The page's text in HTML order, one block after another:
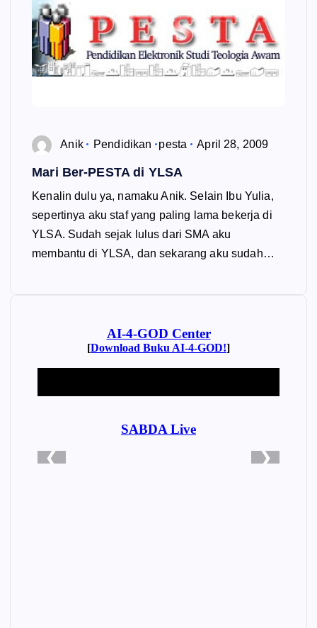
Anik Pendidikan pesta April 28, 2009
Mari Ber-PESTA di YLSA
Kenalin dulu ya, namaku Anik. Selain Ibu Yulia,
sepertinya aku staf yang paling lama bekerja di
YLSA. Sudah sejak lulus dari SMA aku
membantu di YLSA, dan sekarang aku sudah…